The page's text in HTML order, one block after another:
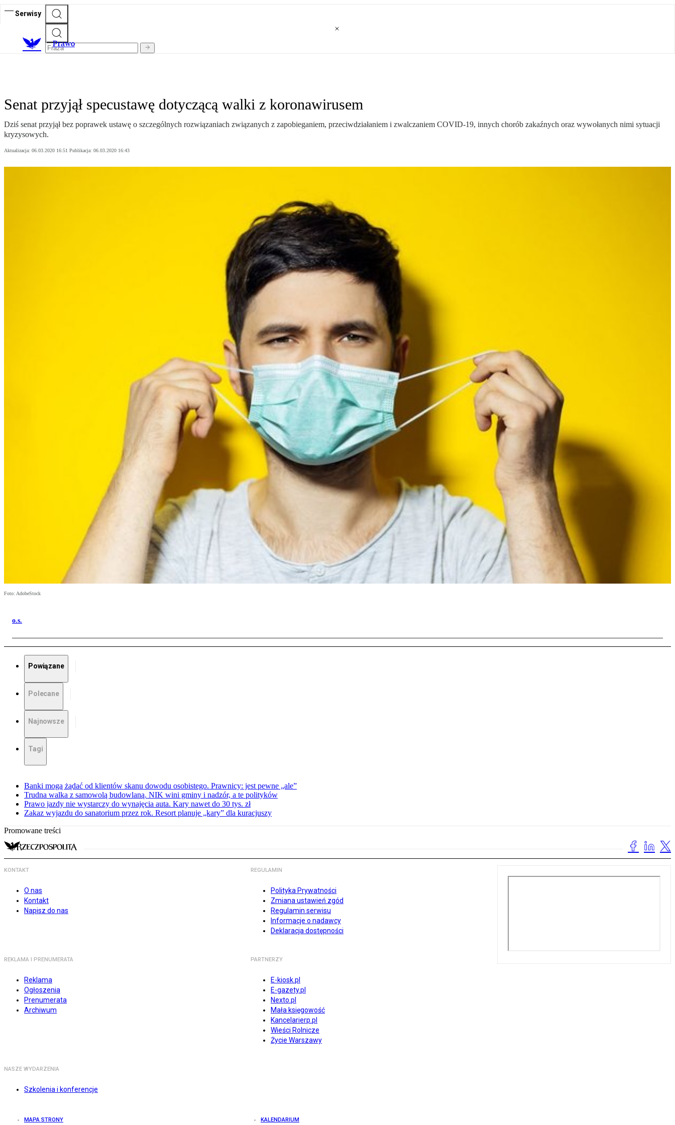
Serwisy
Prawo
Senat przyjął specustawę dotyczącą walki z koronawirusem
Dziś senat przyjął bez poprawek ustawę o szczególnych rozwiązaniach związanych z zapobieganiem, przeciwdziałaniem i zwalczaniem COVID-19, innych chorób zakaźnych oraz wywołanych nimi sytuacji
kryzysowych.
Aktualizacja: 06.03.2020 16:51 Publikacja: 06.03.2020 16:43
Foto: AdobeStock
o.s.
Powiązane
Polecane
Najnowsze
Tagi
Banki mogą żądać od klientów skanu dowodu osobistego. Prawnicy: jest pewne „ale”
Trudna walka z samowolą budowlaną. NIK wini gminy i nadzór, a te polityków
Prawo jazdy nie wystarczy do wynajęcia auta. Kary nawet do 30 tys. zł
Zakaz wyjazdu do sanatorium przez rok. Resort planuje „kary” dla kuracjuszy
Promowane treści
KONTAKT
O nas
Kontakt
Napisz do nas
REGULAMIN
Polityka Prywatności
Zmiana ustawień zgód
Regulamin serwisu
Informacje o nadawcy
Deklaracja dostępności
REKLAMA I PRENUMERATA
Reklama
Ogłoszenia
Prenumerata
Archiwum
PARTNERZY
E-kiosk.pl
E-gazety.pl
Nexto.pl
Mała księgowość
Kancelarierp.pl
Wieści Rolnicze
Życie Warszawy
NASZE WYDARZENIA
Szkolenia i konferencje
MAPA STRONY KALENDARIUM